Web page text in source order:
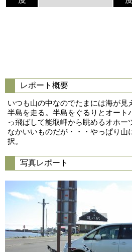
レポート概要
いつも山の中なのでたまには海が見
半島を走る。半島をぐるりとオート
っ飛ばして能取岬から眺めるオホー
なかいいものだが・・・やっぱり山
択。
写真レポート